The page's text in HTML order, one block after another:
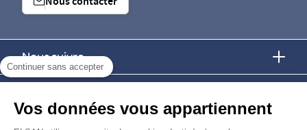
Continuer sans accepter
Vos données vous appartiennent
Nous suivre
Nous rejoindre